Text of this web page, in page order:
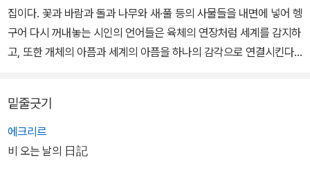
집이다. 꽃과 바람과 돌과 나무와 새·풀 등의 사물들을 내면에 넣어 헹
구어 다시 꺼내놓는 시인의 언어들은 육체의 연장처럼 세계를 감지하
고, 또한 개체의 아픔과 세계의 아픔을 하나의 감각으로 연결시킨다.
뿌리째 뽑는 시인의 겨냥하는 정신이다.
밑줄긋기
에크리르
비 오는 날의 日記